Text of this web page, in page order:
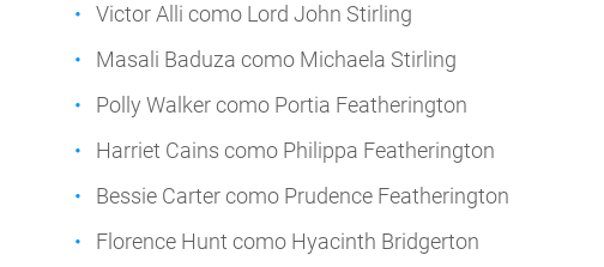
Victor Alli como Lord John Stirling
Masali Baduza como Michaela Stirling
Polly Walker como Portia Featherington
Harriet Cains como Philippa Featherington
Bessie Carter como Prudence Featherington
Florence Hunt como Hyacinth Bridgerton